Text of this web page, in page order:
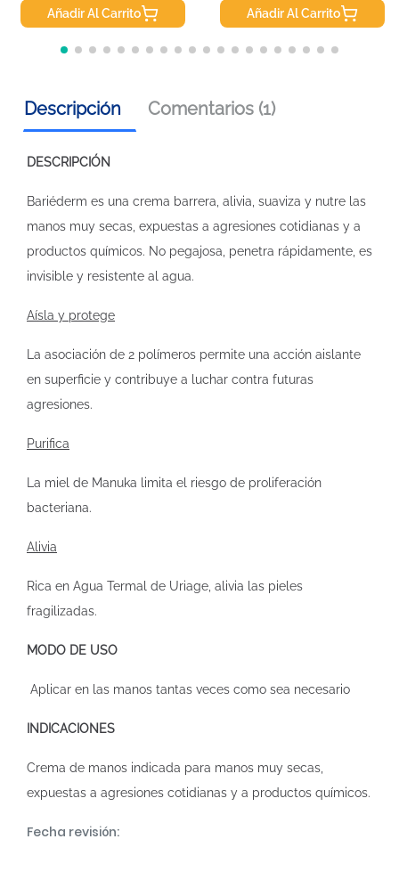
Añadir Al Carrito Añadir Al Carrito
Descripción Comentarios (1)
DESCRIPCIÓN
Bariéderm es una crema barrera, alivia, suaviza y nutre las
manos muy secas, expuestas a agresiones cotidianas y a
productos químicos. No pegajosa, penetra rápidamente, es
invisible y resistente al agua.
Aísla y protege
La asociación de 2 polímeros permite una acción aislante
en superficie y contribuye a luchar contra futuras
agresiones.
Purifica
La miel de Manuka limita el riesgo de proliferación
bacteriana.
Alivia
Rica en Agua Termal de Uriage, alivia las pieles
fragilizadas.
MODO DE USO
Aplicar en las manos tantas veces como sea necesario
INDICACIONES
Crema de manos indicada para manos muy secas,
expuestas a agresiones cotidianas y a productos químicos.
Fecha revisión: